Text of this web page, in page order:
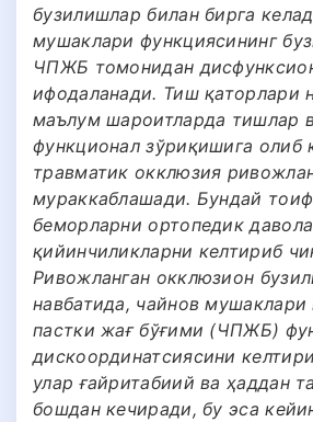
бузилишлар билан бирга
мушаклари функциясининг
ЧПЖБ томонидан
ифодаланади. Тиш қаторлари
маълум шароитларда тишлар
функционал зўриқишига олиб
травматик окклюзия
мураккаблашади. Бундай
беморларни ортопедик
қийинчиликларни келтириб
Ривожланган окклюзион
навбатида, чайнов мушаклари
пастки жағ бўғими (ЧПЖБ)
дискоординатсиясини
улар ғайритабиий ва ҳаддан
бошдан кечиради, бу эса